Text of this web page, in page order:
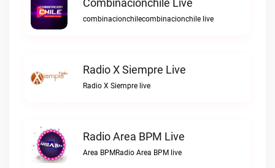
Combinacionchile Live
combinacionchilecombinacionchile live
Radio X Siempre Live
Radio X Siempre live
Radio Area BPM Live
Area BPMRadio Area BPM live